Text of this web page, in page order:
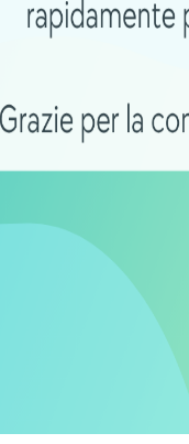
battery dove
non ti serve.
intorno a mezzo
al sistema che
in quanto l’unica
con
allo stesso
bike
quando